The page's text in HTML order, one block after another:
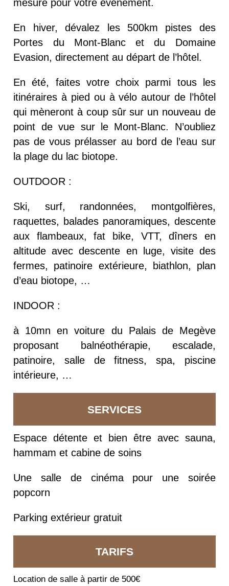
mesure pour votre événement.
En hiver, dévalez les 500km pistes des
Portes du Mont-Blanc et du Domaine
Evasion, directement au départ de l’hôtel.
En été, faites votre choix parmi tous les
itinéraires à pied ou à vélo autour de l’hôtel
qui mèneront à coup sûr sur un nouveau de
point de vue sur le Mont-Blanc. N’oubliez
pas de vous prélasser au bord de l’eau sur
la plage du lac biotope.
OUTDOOR :
Ski, surf, randonnées, montgolfières,
raquettes, balades panoramiques, descente
aux flambeaux, fat bike, VTT, dîners en
altitude avec descente en luge, visite des
fermes, patinoire extérieure, biathlon, plan
d’eau biotope, …
INDOOR :
à 10mn en voiture du Palais de Megève
proposant balnéothérapie, escalade,
patinoire, salle de fitness, spa, piscine
intérieure, …
SERVICES
Espace détente et bien être avec sauna,
hammam et cabine de soins
Une salle de cinéma pour une soirée
popcorn
Parking extérieur gratuit
TARIFS
Location de salle à partir de 500€